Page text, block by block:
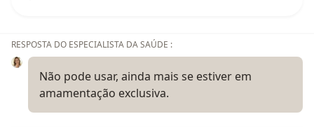
RESPOSTA DO ESPECIALISTA DA SAÚDE :
Não pode usar, ainda mais se estiver em
amamentação exclusiva.